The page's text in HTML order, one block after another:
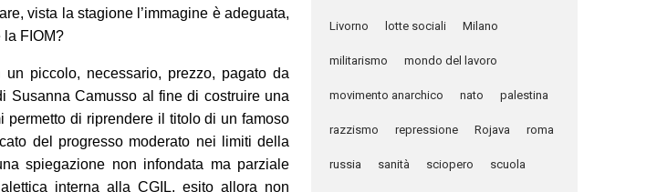
vista la stagione l’immagine è adeguata,
la FIOM?
piccolo, necessario, prezzo, pagato da
Susanna Camusso al fine di costruire una
permetto di riprendere il titolo di un famoso
del progresso moderato nei limiti della
spiegazione non infondata ma parziale
interna alla CGIL, esito allora non
Livorno lotte sociali Milano
militarismo mondo del lavoro
movimento anarchico nato palestina
razzismo repressione Rojava roma
russia sanità sciopero scuola